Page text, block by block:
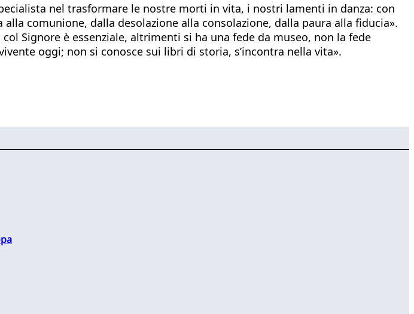
nel trasformare le nostre morti in vita, i nostri lamenti in danza: con
comunione, dalla desolazione alla consolazione, dalla paura alla fiducia».
Signore è essenziale, altrimenti si ha una fede da museo, non la fede
oggi; non si conosce sui libri di storia, s’incontra nella vita».